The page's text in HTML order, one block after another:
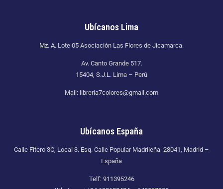
Ubícanos Lima
Mz. A. Lote 05 Asociación Las Flores de Jicamarca.
Av. Canto Grande 517.
15404, S.J.L. Lima – Perú
Mail: libreria7colores@gmail.com
Ubícanos España
Calle Fitero 3C, Local 3. Esq. Calle Popular Madrileña 28041, Madrid –
España
Telf: 911395246